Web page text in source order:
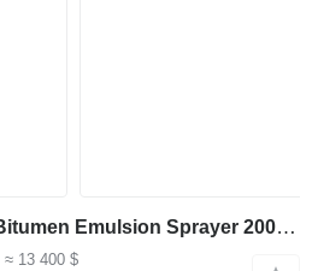
TICAB Manufacturer/ Bitumen Emulsion Sprayer 2000 L/ Tack Coat Sprayer
≈ 13 400 $